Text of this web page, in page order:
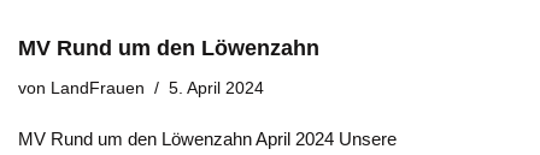
MV Rund um den Löwenzahn
von LandFrauen 5. April 2024
MV Rund um den Löwenzahn April 2024 Unsere